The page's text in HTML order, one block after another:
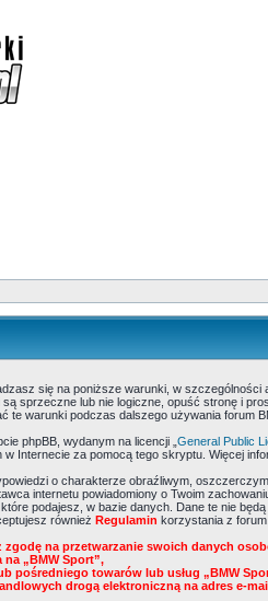
się na poniższe warunki, w szczególności
sprzeczne lub nie logiczne, opuść stronę i
te warunki podczas dalszego używania forum
phpBB, wydanym na licencji „ General Public
Internecie za pomocą tego skryptu. Więcej
o charakterze obraźliwym,
internetu powiadomiony o Twoim
podajesz, w bazie danych. Dane te nie
również Regulamin korzystania z forum.
zgodę na przetwarzanie swoich danych
„BMW Sport”,
pośredniego towarów lub usług „BMW
drogą elektroniczną na adres e-